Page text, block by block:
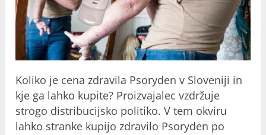
Koliko je cena zdravila Psoryden v Sloveniji in
kje ga lahko kupite? Proizvajalec vzdržuje
strogo distribucijsko politiko. V tem okviru
lahko stranke kupijo zdravilo Psoryden po